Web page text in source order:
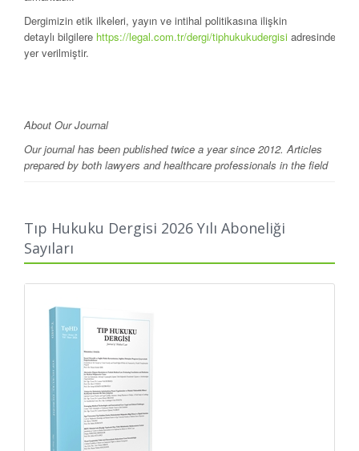
Dergimizin etik ilkeleri, yayın ve intihal politikasına ilişkin
detaylı bilgilere https://legal.com.tr/dergi/tiphukukudergisi adresinde
yer verilmiştir.
About Our Journal
Our journal has been published twice a year since 2012. Articles
prepared by both lawyers and healthcare professionals in the field
on publication andplagiarism may be found in the following add­
ress: https://legal.com.tr/dergi/tiphukukudergisi
Tıp Hukuku Dergisi 2026 Yılı Aboneliği
Sayıları